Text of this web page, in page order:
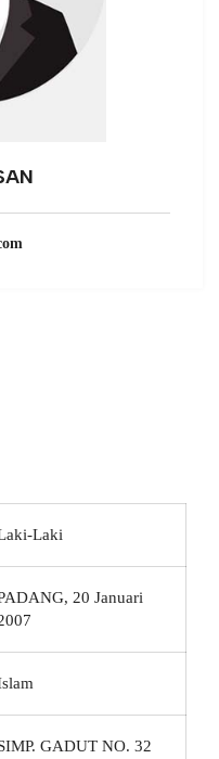
Laki
20 Januari
GADUT NO. 32